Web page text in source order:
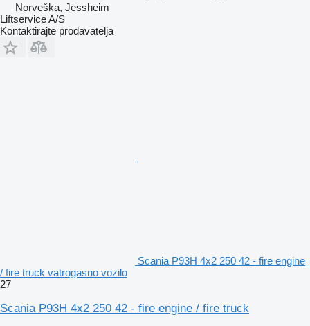
Norveška, Jessheim
Liftservice A/S
Kontaktirajte prodavatelja
Scania P93H 4x2 250 42 - fire engine
/ fire truck vatrogasno vozilo
27
Scania P93H 4x2 250 42 - fire engine / fire truck